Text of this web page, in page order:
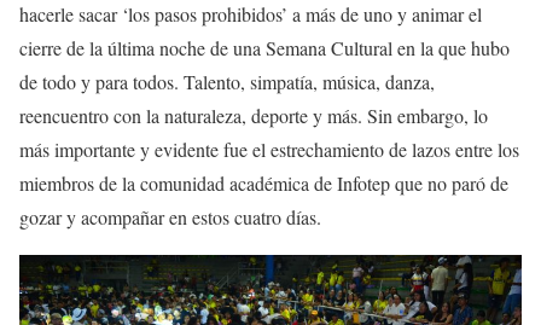
hacerle sacar ‘los pasos prohibidos’ a más de uno y animar el
cierre de la última noche de una Semana Cultural en la que hubo
de todo y para todos. Talento, simpatía, música, danza,
reencuentro con la naturaleza, deporte y más. Sin embargo, lo
más importante y evidente fue el estrechamiento de lazos entre los
miembros de la comunidad académica de Infotep que no paró de
gozar y acompañar en estos cuatro días.